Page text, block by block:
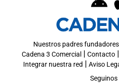
Nuestros padres fundadores
Cadena 3 Comercial | Contacto|
Integrar nuestra red | Aviso
Seguinos